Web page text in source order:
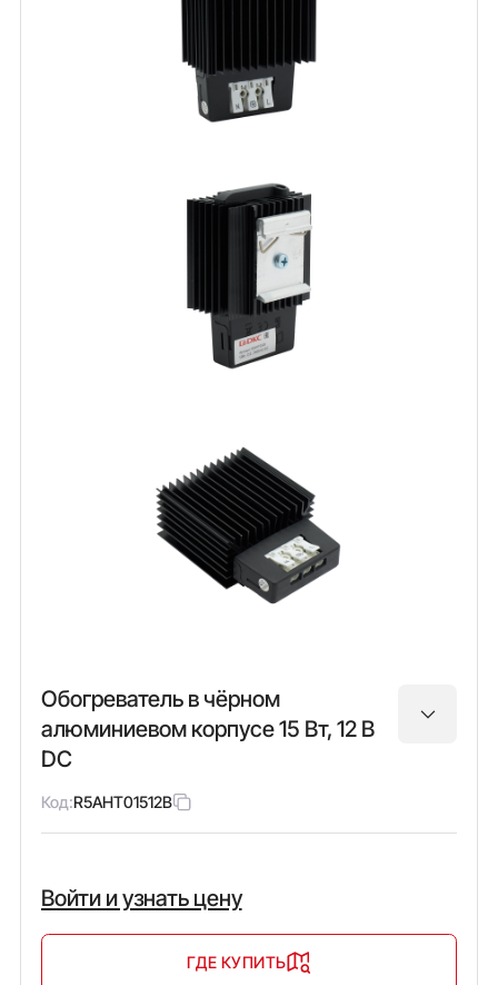
Обогреватель в чёрном
алюминиевом корпусе 15 Вт, 12 В
DC
Код:R5AHT01512B
Войти и узнать цену
ГДЕ КУПИТЬ